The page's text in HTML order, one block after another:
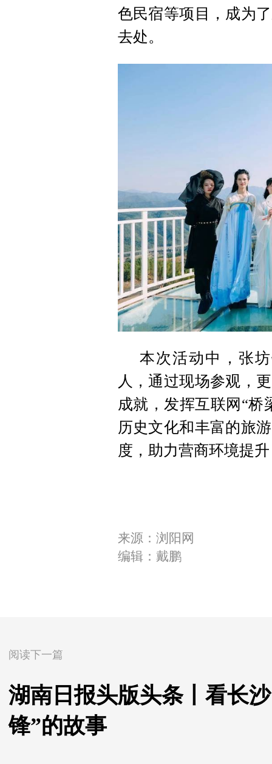
色民宿等项目，成为
去处。
本次活动中，张
人，通过现场参观，
成就，发挥互联网“桥
历史文化和丰富的旅
度，助力营商环境提
来源：浏阳网
编辑：戴鹏
阅读下一篇
湖南日报头版头条丨看长
锋”的故事